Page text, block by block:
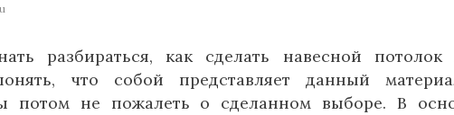
разбираться, как сделать навесной потолок
что собой представляет данный
потом не пожалеть о сделанном выборе. В